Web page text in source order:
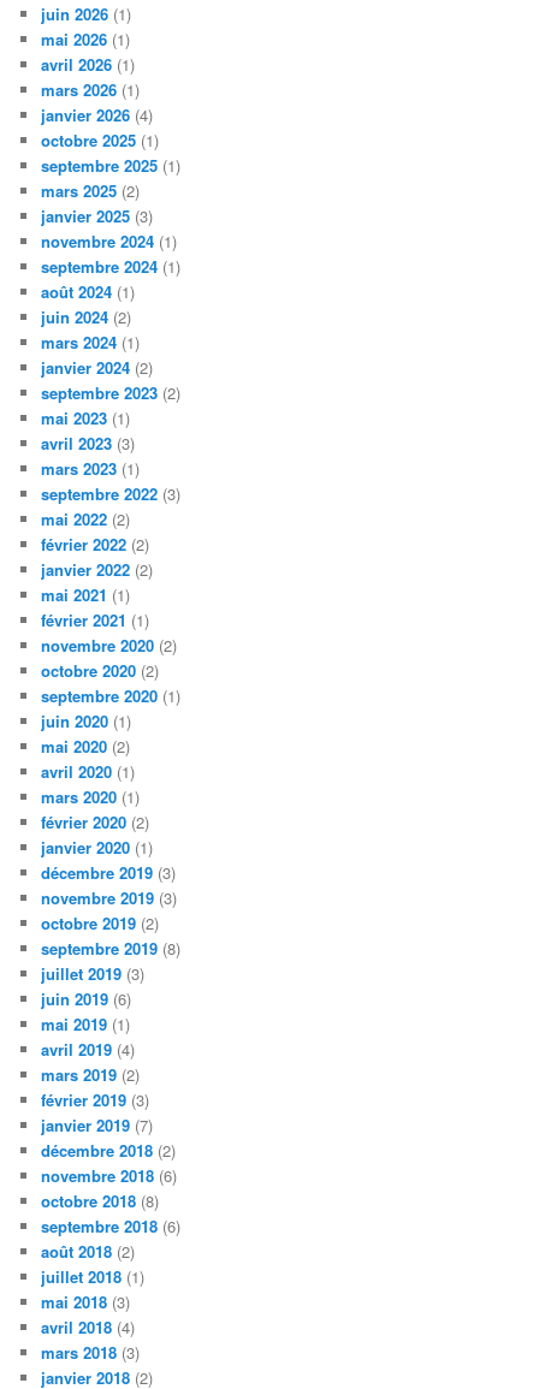
juin 2026 (1)
mai 2026 (1)
avril 2026 (1)
mars 2026 (1)
janvier 2026 (4)
octobre 2025 (1)
septembre 2025 (1)
mars 2025 (2)
janvier 2025 (3)
novembre 2024 (1)
septembre 2024 (1)
août 2024 (1)
juin 2024 (2)
mars 2024 (1)
janvier 2024 (2)
septembre 2023 (2)
mai 2023 (1)
avril 2023 (3)
mars 2023 (1)
septembre 2022 (3)
mai 2022 (2)
février 2022 (2)
janvier 2022 (2)
mai 2021 (1)
février 2021 (1)
novembre 2020 (2)
octobre 2020 (2)
septembre 2020 (1)
juin 2020 (1)
mai 2020 (2)
avril 2020 (1)
mars 2020 (1)
février 2020 (2)
janvier 2020 (1)
décembre 2019 (3)
novembre 2019 (3)
octobre 2019 (2)
septembre 2019 (8)
juillet 2019 (3)
juin 2019 (6)
mai 2019 (1)
avril 2019 (4)
mars 2019 (2)
février 2019 (3)
janvier 2019 (7)
décembre 2018 (2)
novembre 2018 (6)
octobre 2018 (8)
septembre 2018 (6)
août 2018 (2)
juillet 2018 (1)
mai 2018 (3)
avril 2018 (4)
mars 2018 (3)
janvier 2018 (2)